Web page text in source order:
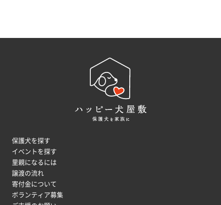
保護犬を探す
イベントを探す
里親になるには
譲渡の流れ
寄付金について
ボランティア募集